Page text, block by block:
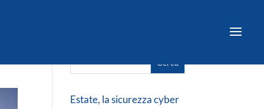
per:
Estate, la sicurezza cyber